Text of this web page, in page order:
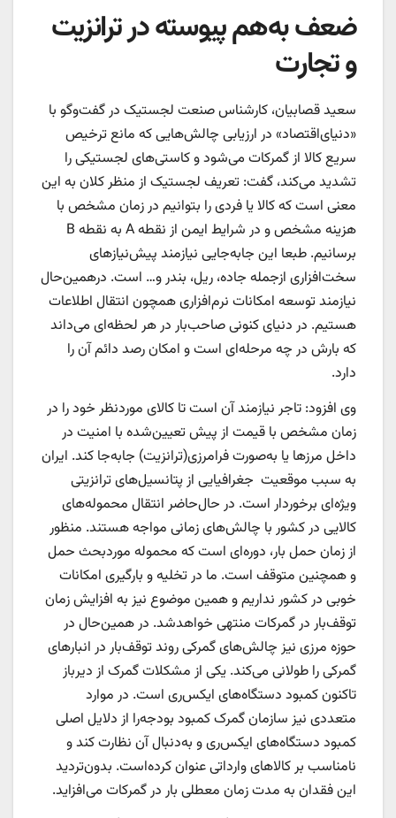
ضعف به‌هم پیوسته در ترانزیت
و تجارت
سعید قصابیان، کارشناس صنعت لجستیک در گفت‌وگو با
«دنیای‌اقتصاد» در ارزیابی چالش‌هایی که مانع ترخیص
سریع کالا از گمرکات می‌شود و کاستی‌‌‌‌‌های لجستیکی را
تشدید می‌کند، گفت: تعریف لجستیک از منظر کلان به این
معنی است که کالا یا فردی را بتوانیم در زمان مشخص با
هزینه مشخص و در شرایط ایمن از نقطه A به نقطه B
برسانیم. طبعا این جابه‌جایی نیازمند پیش‌‌‌‌‌نیازهای
سخت‌افزاری ازجمله جاده، ریل، بندر و… است. درهمین‌‌‌‌‌حال
نیازمند توسعه امکانات نرم‌افزاری همچون انتقال اطلاعات
هستیم. در دنیای کنونی صاحب‌بار در هر لحظه‌‌‌‌‌ای می‌داند
که بارش در چه مرحله‌‌‌‌‌ای است و امکان رصد دائم آن را
دارد.
وی افزود: تاجر نیازمند آن است تا کالای موردنظر خود را در
زمان مشخص با قیمت از پیش تعیین‌شده با امنیت در
داخل مرزها یا به‌صورت فرامرزی(ترانزیت) جابه‌جا کند. ایران
به سبب موقعیت جغرافیایی از پتانسیل‌های ترانزیتی
ویژه‌ای برخوردار است. در حال‌حاضر انتقال محموله‌‌‌‌‌های
کالایی در کشور با چالش‌های زمانی مواجه هستند. منظور
از زمان حمل بار، دوره‌‌‌‌‌ای است که محموله موردبحث حمل
و همچنین متوقف است. ما در تخلیه و بارگیری امکانات
خوبی در کشور نداریم و همین موضوع نیز به افزایش زمان
توقف‌بار در گمرکات منتهی خواهدشد. در همین‌‌‌‌‌حال در
حوزه مرزی نیز چالش‌های گمرکی روند توقف‌بار در انبارهای
گمرکی را طولانی می‌کند. یکی از مشکلات گمرک از دیرباز
تاکنون کمبود دستگاه‌های ایکس‌‌‌‌‌ری است. در موارد
متعددی نیز سازمان گمرک کمبود بودجه‌را از دلایل اصلی
کمبود دستگاه‌های ایکس‌‌‌‌‌ری و به‌دنبال آن نظارت کند و
نامناسب بر کالاهای وارداتی عنوان کرده‌است. بدون‌تردید
این فقدان به مدت زمان معطلی‌ بار در گمرکات می‌افزاید.